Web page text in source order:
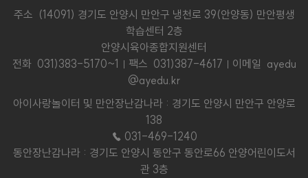
주소 (14091) 경기도 안양시 만안구 냉천로 39(안양동) 만안평생
학습센터 2층
안양시육아종합지원센터
전화 031)383-5170~1 팩스 031)387-4617
이메일 ayedu
@ayedu.kr
아이사랑놀이터 및 만안장난감나라 : 경기도 안양시 만안구 안양로
138
☎ 031-469-1240
동안장난감나라 : 경기도 안양시 동안구 동안로66 안양어린이도서
관 3층